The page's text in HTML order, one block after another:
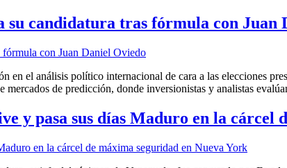
su candidatura tras fórmula con Juan
en el análisis político internacional de cara a las elecciones
mercados de predicción, donde inversionistas y analistas
y pasa sus días Maduro en la cárcel